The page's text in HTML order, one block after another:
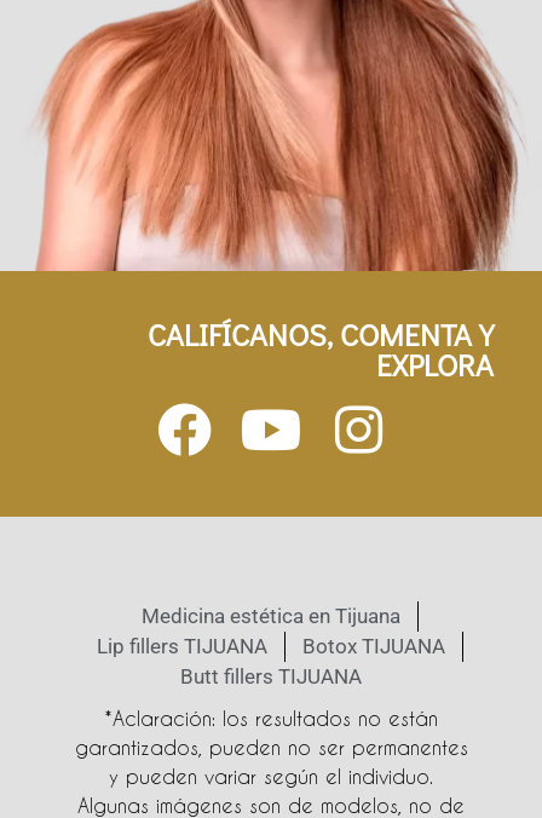
CALIFÍCANOS, COMENTA Y
EXPLORA
Medicina estética en Tijuana
Lip fillers TIJUANA
Botox TIJUANA
Butt fillers TIJUANA
*Aclaración: los resultados no están
garantizados, pueden no ser permanentes
y pueden variar según el individuo.
Algunas imágenes son de modelos, no de